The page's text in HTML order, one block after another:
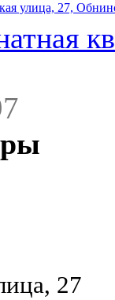
улица, 27,
27